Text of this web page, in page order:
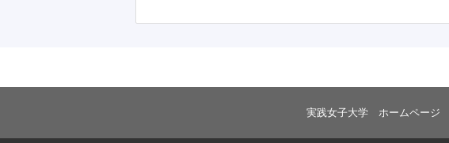
実践女子大学 ホームページ